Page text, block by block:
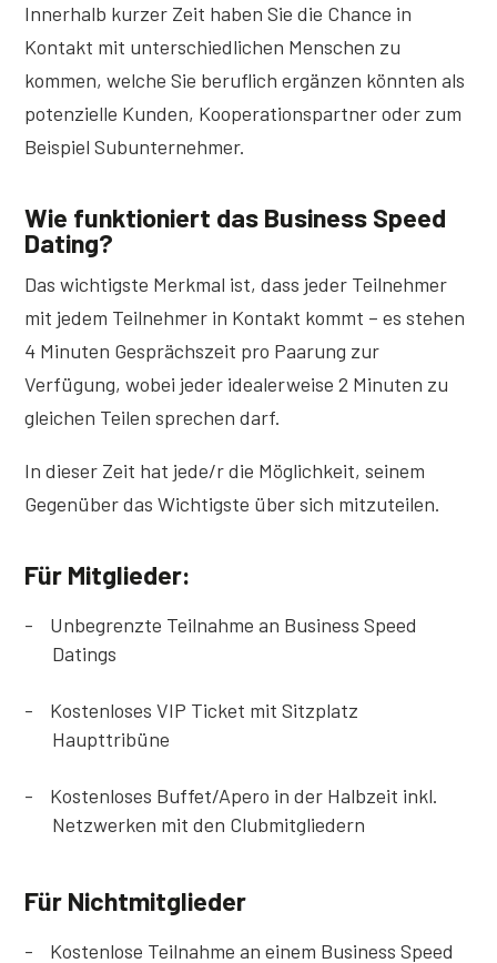
Innerhalb kurzer Zeit haben Sie die Chance in
Kontakt mit unterschiedlichen Menschen zu
kommen, welche Sie beruflich ergänzen könnten als
potenzielle Kunden, Kooperationspartner oder zum
Beispiel Subunternehmer.
Wie funktioniert das Business Speed
Dating?
Das wichtigste Merkmal ist, dass jeder Teilnehmer
mit jedem Teilnehmer in Kontakt kommt – es stehen
4 Minuten Gesprächszeit pro Paarung zur
Verfügung, wobei jeder idealerweise 2 Minuten zu
gleichen Teilen sprechen darf.
In dieser Zeit hat jede/r die Möglichkeit, seinem
Gegenüber das Wichtigste über sich mitzuteilen.
Für Mitglieder:
Unbegrenzte Teilnahme an Business Speed
Datings
Kostenloses VIP Ticket mit Sitzplatz
Haupttribüne
Kostenloses Buffet/Apero in der Halbzeit inkl.
Netzwerken mit den Clubmitgliedern
Für Nichtmitglieder
Kostenlose Teilnahme an einem Business Speed